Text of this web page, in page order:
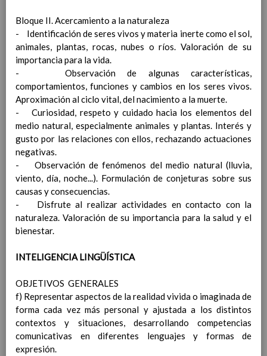
altas capacidades (AAC)
2019
Anexos
IntroducciÃ³n
Objetivos de PAD
Actuaciones preventivas
Plan de orientaciÃ³n y acciÃ³n tutorial
IntroducciÃ³n
Medidas de acogida e integraciÃ³n para el
alumnado con necesidades educativas
CoordinaciÃ³n entre los miembros de los eq.
Docentes, tutores/as, asÃ­ como, entre el
profesorado del centro y EOE
Procedimientos y estrategias para facilitar
la comunicaciÃ³n, la colaboraciÃ³n y la
Objetivos generales del centro en relaciÃ³n
Programas a desarrollar por el profesorado
del centro y E.O.E., para el logro de los
objetivos establecidos
Finalidades que se persiguen con el
desarrollo de los programas
Bloque II. Acercamiento a la naturaleza
- Identificación de seres vivos y materia inerte como el sol,
animales, plantas, rocas, nubes o ríos. Valoración de su
importancia para la vida.
- Observación de algunas características,
comportamientos, funciones y cambios en los seres vivos.
Aproximación al ciclo vital, del nacimiento a la muerte.
- Curiosidad, respeto y cuidado hacia los elementos del
medio natural, especialmente animales y plantas. Interés y
gusto por las relaciones con ellos, rechazando actuaciones
negativas.
- Observación de fenómenos del medio natural (lluvia,
viento, día, noche...). Formulación de conjeturas sobre sus
causas y consecuencias.
- Disfrute al realizar actividades en contacto con la
naturaleza. Valoración de su importancia para la salud y el
bienestar.
INTELIGENCIA LINGÜÍSTICA
OBJETIVOS GENERALES
f) Representar aspectos de la realidad vivida o imaginada de
forma cada vez más personal y ajustada a los distintos
contextos y situaciones, desarrollando competencias
comunicativas en diferentes lenguajes y formas de
expresión.